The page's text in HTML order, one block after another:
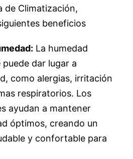
de Climatización,
beneficios
La humedad
dar lugar a
como alergias, irritación
respiratorios. Los
ayudan a mantener
óptimos, creando un
y confortable para